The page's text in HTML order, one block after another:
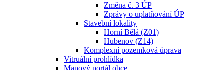
Změna č. 3 ÚP
Zprávy o uplatňování ÚP
Stavební lokality
Horní Bělá (Z01)
Hubenov (Z14)
Komplexní pozemková úprava
Vitruální prohlídka
Mapový portál obce